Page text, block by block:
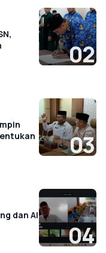
02
03
dan AI
04